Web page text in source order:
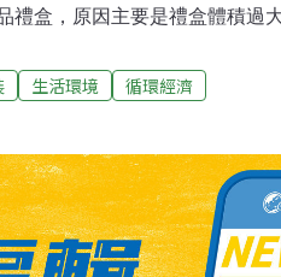
禮盒，原因主要是禮盒體積過
生活環境 循環經濟